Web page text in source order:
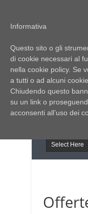
Italia Notizie
Giornale di
Giornale di
Il
in
Informativa
Questo sito o gli
di cookie necessari al
nella cookie policy. Se
a tutti o ad alcuni
Chiudendo questo
su un link o
acconsenti all’uso dei